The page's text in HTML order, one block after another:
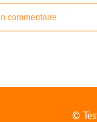
commentaire
©